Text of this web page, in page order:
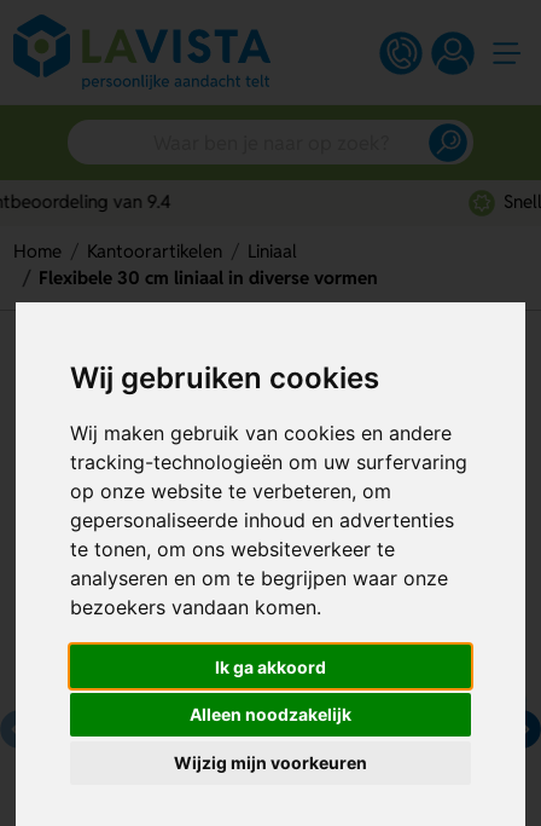
Wij gebruiken cookies
Wij maken gebruik van cookies en andere
tracking-technologieën om uw surfervaring
op onze website te verbeteren, om
gepersonaliseerde inhoud en advertenties
te tonen, om ons websiteverkeer te
analyseren en om te begrijpen waar onze
bezoekers vandaan komen.
Ik ga akkoord
Alleen noodzakelijk
Wijzig mijn voorkeuren
Home Kantoorartikelen
Liniaal
Flexibele 30 cm liniaal in diverse vormen
Flexibele 30 cm liniaal in
diverse vormen
Artikelnummer: 257342